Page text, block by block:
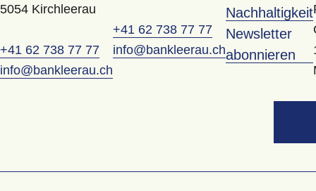
5054 Kirchleerau
+41 62 738 77 77
info@bankleerau.ch
+41 62 738 77 77
info@bankleerau.ch
Nachhaltigkeit
Newsletter
abonnieren